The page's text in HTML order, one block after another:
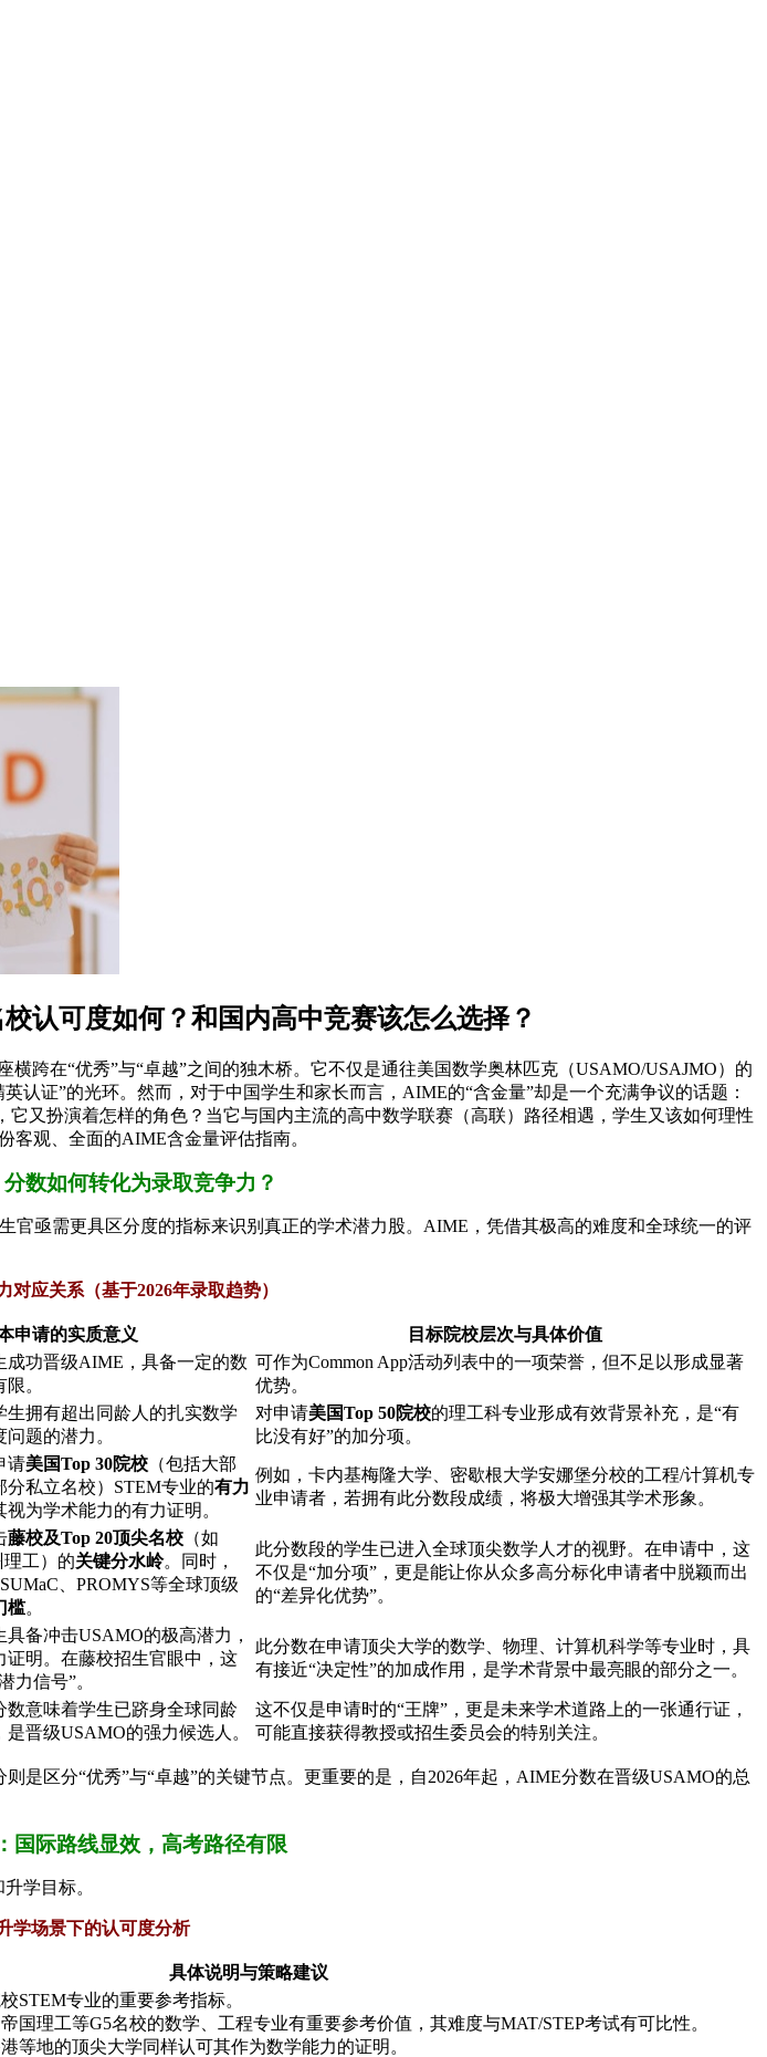
认可度如何？和国内高中竞赛该怎么选择？
跨在“优秀”与“卓越”之间的独木桥。它不仅是通往美国数学奥林匹克（USAMO/USAJMO）的
认证”的光环。然而，对于中国学生和家长而言，AIME的“含金量”却是一个充满争议的话题：
又扮演着怎样的角色？当它与国内主流的高中数学联赛（高联）路径相遇，学生又该如何理性
客观、全面的AIME含金量评估指南。
数如何转化为录取竞争力？
官亟需更具区分度的指标来识别真正的学术潜力股。AIME，凭借其极高的难度和全球统一的评
应关系（基于2026年录取趋势）
申请的实质意义 目标院校层次与具体价值
成功晋级AIME，具备一定的数
。
可作为Common App活动列表中的一项荣誉，但不足以形成显著
优势。
生拥有超出同龄人的扎实数学
题的潜力。
对申请美国Top 50院校的理工科专业形成有效背景补充，是“有
比没有好”的加分项。
请美国Top 30院校 （包括大部
私立名校）STEM专业的有力
视为学术能力的有力证明。
例如，卡内基梅隆大学、密歇根大学安娜堡分校的工程/计算机专
业申请者，若拥有此分数段成绩，将极大增强其学术形象。
藤校及Top 20顶尖名校 （如
工）的关键分水岭。同时，
、PROMYS等全球顶级
槛。
此分数段的学生已进入全球顶尖数学人才的视野。在申请中，这
不仅是“加分项”，更是能让你从众多高分标化申请者中脱颖而出
的“差异化优势”。
具备冲击USAMO的极高潜力，
证明。在藤校招生官眼中，这
力信号”。
此分数在申请顶尖大学的数学、物理、计算机科学等专业时，具
有接近“决定性”的加成作用，是学术背景中最亮眼的部分之一。
数意味着学生已跻身全球同龄
晋级USAMO的强力候选人。
这不仅是申请时的“王牌”，更是未来学术道路上的一张通行证，
可能直接获得教授或招生委员会的特别关注。
是区分“优秀”与“卓越”的关键节点。更重要的是，自2026年起，AIME分数在晋级USAMO的总
国际路线显效，高考路径有限
学目标。
学场景下的认可度分析
具体说明与策略建议
STEM专业的重要参考指标。
国理工等G5名校的数学、工程专业有重要参考价值，其难度与MAT/STEP考试有可比性。
等地的顶尖大学同样认可其作为数学能力的证明。